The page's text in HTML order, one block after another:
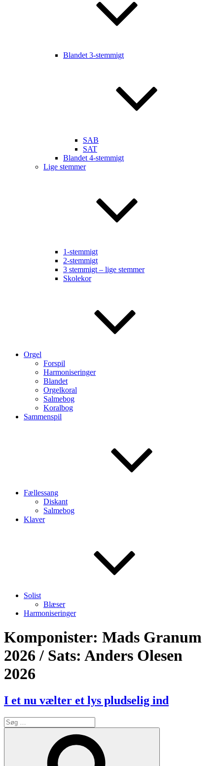
Blandet 3-stemmigt
SAB
SAT
Blandet 4-stemmigt
Lige stemmer
1-stemmigt
2-stemmigt
3 stemmigt – lige stemmer
Skolekor
Orgel
Forspil
Harmoniseringer
Blandet
Orgelkoral
Salmebog
Koralbog
Sammenspil
Fællessang
Diskant
Salmebog
Klaver
Solist
Blæser
Harmoniseringer
Komponister: Mads Granum
2026 / Sats: Anders Olesen
2026
I et nu vælter et lys pludselig ind
Søg
efter: